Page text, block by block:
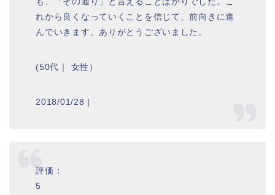
れから良くなっていくことを信じて、前向きに進
んでいきます。ありがとうございました。
(50代｜ 女性）
2018/01/28 |
評価：
5